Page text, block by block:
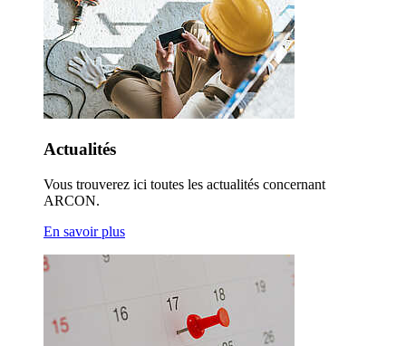
Actualités
Vous trouverez ici toutes les actualités concernant
ARCON.
En savoir plus